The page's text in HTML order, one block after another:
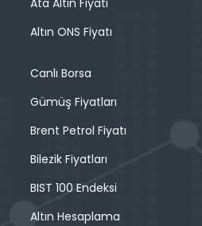
Ata Altın Fiyatı
Altın ONS Fiyatı
Canlı Borsa
Gümüş Fiyatları
Brent Petrol Fiyatı
Bilezik Fiyatları
BIST 100 Endeksi
Altın Hesaplama